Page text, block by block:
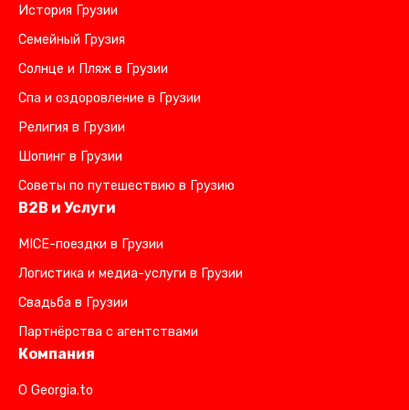
История Грузии
Семейный Грузия
Солнце и Пляж в Грузии
Спа и оздоровление в Грузии
Религия в Грузии
Шопинг в Грузии
Советы по путешествию в Грузию
B2B и Услуги
MICE-поездки в Грузии
Логистика и медиа-услуги в Грузии
Свадьба в Грузии
Партнёрства с агентствами
Компания
О Georgia.to